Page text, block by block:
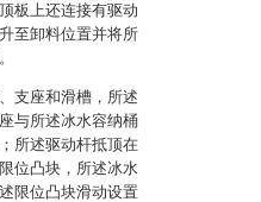
板上还连接有驱动
至卸料位置并将所
支座和滑槽，所述
与所述冰水容纳桶
所述驱动杆抵顶在
位凸块，所述冰水
限位凸块滑动设置